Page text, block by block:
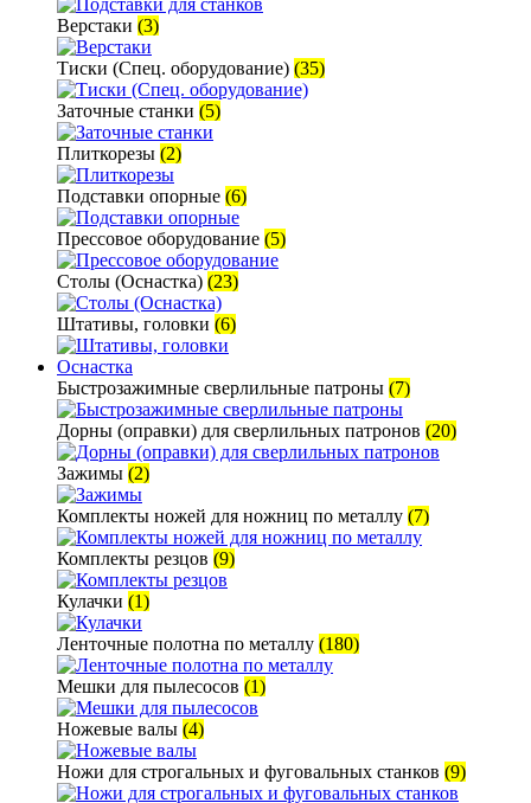
Верстаки (3)
Тиски (Спец. оборудование) (35)
Заточные станки (5)
Плиткорезы (2)
Подставки опорные (6)
Прессовое оборудование (5)
Столы (Оснастка) (23)
Штативы, головки (6)
Оснастка
Быстрозажимные сверлильные патроны (7)
Дорны (оправки) для сверлильных патронов (20)
Зажимы (2)
Комплекты ножей для ножниц по металлу (7)
Комплекты резцов (9)
Кулачки (1)
Ленточные полотна по металлу (180)
Мешки для пылесосов (1)
Ножевые валы (4)
Ножи для строгальных и фуговальных станков (9)